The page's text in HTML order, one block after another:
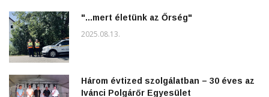
"...mert életünk az Őrség"
2025.08.13.
Három évtized szolgálatban – 30 éves az
Ivánci Polgárőr Egyesület